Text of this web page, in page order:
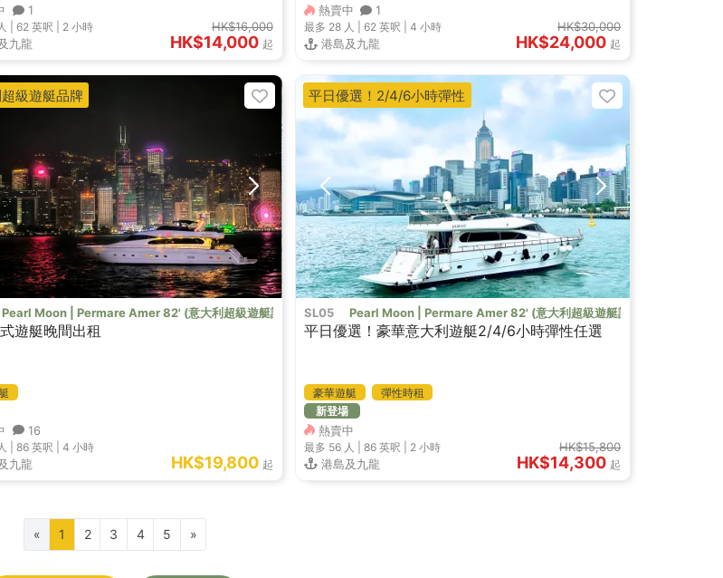
1
| 62 英呎 2 小時
九龍
HK$16,000
HK$14,000 起
熱賣中 1
最多 28 人 | 62 英呎 |4 小時
港島及九龍
HK$30,000
HK$24,000 起
Pearl Moon | Permare Amer 82' (意大利超級遊艇訂制品牌）
遊艇晚間出租
16
人 |86 英呎 |4 小時
九龍 HK$19,800 起
級遊艇品牌
SL05 Pearl Moon | Permare Amer 82' (意大利超級遊艇訂制品牌）
平日優選！豪華意大利遊艇2/4/6小時彈性任選
豪華遊艇
彈性時租
新登場
熱賣中
最多 56 人 |86 英呎 2 小時
港島及九龍
HK$15,800
HK$14,300 起
平日優選！2/4/6小時彈性
« 1 2 3 4 5 »